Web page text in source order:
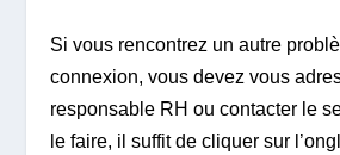
Si vous rencontrez un autre
connexion, vous devez vous
responsable RH ou contacter le
le faire, il suffit de cliquer sur